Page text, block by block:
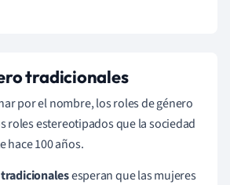
tradicionales
por el nombre, los roles de género
roles estereotipados que la sociedad
hace 100 años.
tradicionalesesperan que las mujeres